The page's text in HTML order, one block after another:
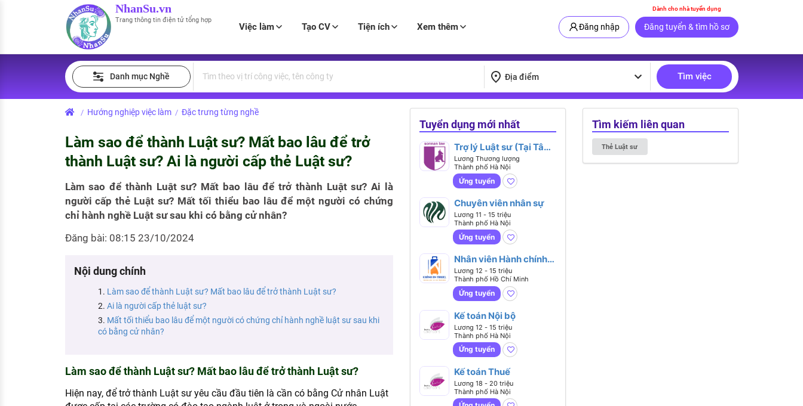
Dành cho nhà tuyển dụng
NhanSu.vn
Trang thông tin điện tử tổng hợp
Việc làm Tạo CV Tiện ích Xem thêm Đăng nhập Đăng tuyển & tìm hồ sơ
Tìm việc làm
Việc làm tốt nhất
Danh sách nhà tuyển dụng
Nhà tuyển dụng hàng đầu
Quản lý CV
MẪU CV THEO STYLE
Mẫu CV đơn giản
Mẫu CV hiện đại
Tính lương Gross - Net
PHÁP LUẬT VIỆT NAM
Văn bản pháp luật
Chính sách mới
Lao động và tiền lương
Thuế thu nhập
KHÁM PHÁ NGHỀ NGHIỆP
Kỹ năng nghề nghiệp
Xu hướng việc làm
Danh mục Nghề Địa điểm Tìm việc
/ Hướng nghiệp việc làm / Đặc trưng từng nghề
Làm sao để thành Luật sư? Mất bao lâu để trở
thành Luật sư? Ai là người cấp thẻ Luật sư?
Làm sao để thành Luật sư? Mất bao lâu để trở thành Luật sư? Ai là
người cấp thẻ Luật sư? Mất tối thiểu bao lâu để một người có chứng
chỉ hành nghề Luật sư sau khi có bằng cử nhân?
Đăng bài: 08:15 23/10/2024
Nội dung chính
Làm sao để thành Luật sư? Mất bao lâu để trở thành Luật sư?
Ai là người cấp thẻ luật sư?
Mất tối thiểu bao lâu để một người có chứng chỉ hành nghề luật sư sau khi
có bằng cử nhân?
Làm sao để thành Luật sư? Mất bao lâu để trở thành Luật sư?
Hiện nay, để trở thành Luật sư yêu cầu đầu tiên là cần có bằng Cử nhân Luật
Tuyển dụng mới nhất
Trợ lý Luật sư (Tại Tây
Hồ, Hà Nội)
Lương Thương lượng
Thành phố Hà Nội
Ứng tuyển
Chuyên viên nhân sự
Lương 11 - 15 triệu
Thành phố Hà Nội
Ứng tuyển
Nhân viên Hành chính
nhân sự Tổng hợp (HR)
Lương 12 - 15 triệu
Thành phố Hồ Chí Minh
Ứng tuyển
Kế toán Nội bộ
Lương 12 - 15 triệu
Thành phố Hà Nội
Ứng tuyển
Kế toán Thuế
Lương 18 - 20 triệu
Thành phố Hà Nội
Tìm kiếm liên quan
Thẻ Luật sư